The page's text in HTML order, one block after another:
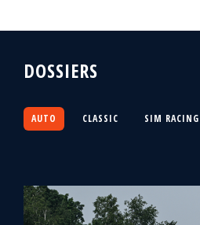
DOSSIERS
AUTO CLASSIC SIM RACING